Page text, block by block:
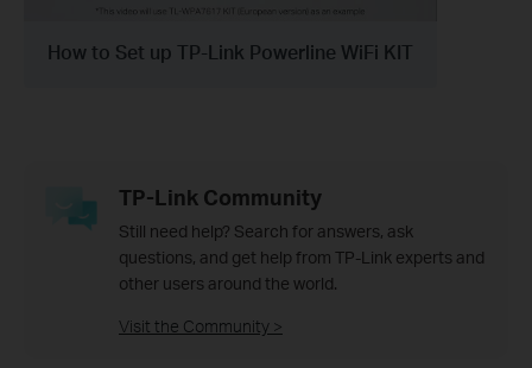
How to Set up TP-Link Powerline WiFi KIT
TP-Link Community
Still need help? Search for answers, ask
questions, and get help from TP-Link experts and
other users around the world.
Visit the Community >